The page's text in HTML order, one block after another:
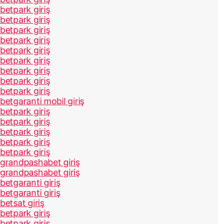
betpark giriş
betpark giriş
betpark giriş
betpark giriş
betpark giriş
betpark giriş
betpark giriş
betpark giriş
betpark giriş
betgaranti mobil giriş
betpark giriş
betpark giriş
betpark giriş
betpark giriş
betpark giriş
grandpashabet giriş
grandpashabet giriş
betgaranti giriş
betgaranti giriş
betsat giriş
betpark giriş